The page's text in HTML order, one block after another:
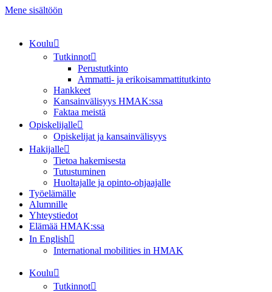
Mene sisältöön
Koulu
Tutkinnot
Perustutkinto
Ammatti- ja erikoisammattitutkinto
Hankkeet
Kansainvälisyys HMAK:ssa
Faktaa meistä
Opiskelijalle
Opiskelijat ja kansainvälisyys
Hakijalle
Tietoa hakemisesta
Tutustuminen
Huoltajalle ja opinto-ohjaajalle
Työelämälle
Alumnille
Yhteystiedot
Elämää HMAK:ssa
In English
International mobilities in HMAK
Koulu
Tutkinnot